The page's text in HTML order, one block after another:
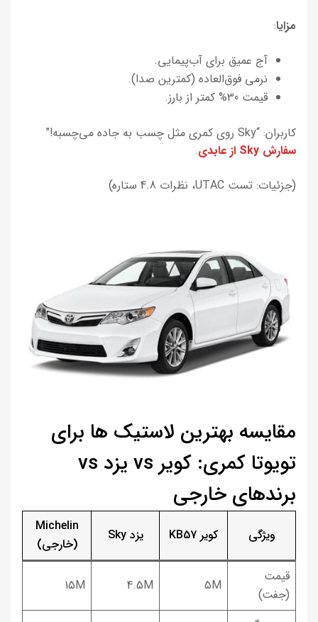
مزایا:
آج عمیق برای آب‌پیمایی.
نرمی فوق‌العاده (کمترین صدا).
قیمت 30% کمتر از بارز.
کاربران: “Sky روی کمری مثل چسب به جاده می‌چسبه!”
سفارش Sky از عابدی
.
(جزئیات: تست UTAC، نظرات 4.8 ستاره)
مقایسه بهترین لاستیک ها برای
تویوتا کمری: کویر vs یزد vs
برندهای خارجی
ویژگی کویر KB57 یزد Sky
Michelin
(خارجی)
قیمت
(جفت)
5M
4.5M
15M